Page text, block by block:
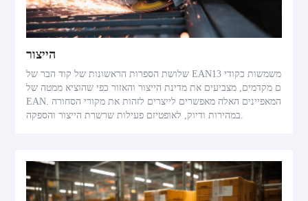
הייצור
שלושת הספרות הראשונות של קוד הבר של EAN13 משמשות כקודי
ם מקדמים, מצביעים את מדינת הייצור והאזור כפי שהוציא ממטה של
EAN. המאפיינים האלה מאפשרים לייצרים לזהות את מקורי הסחורה
במהירות ודיוק, לאופטיזם פעילות שרשרת הייצור והספקה.